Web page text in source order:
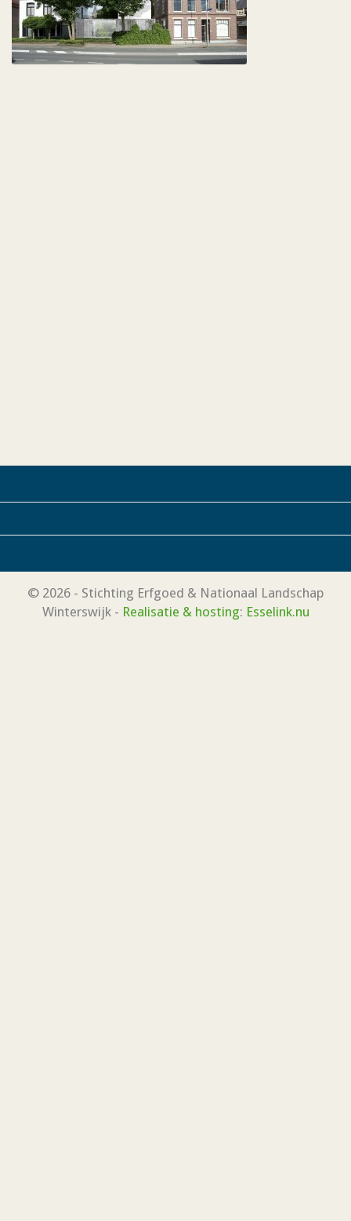
© 2026 - Stichting Erfgoed & Nationaal Landschap
Winterswijk - Realisatie & hosting: Esselink.nu